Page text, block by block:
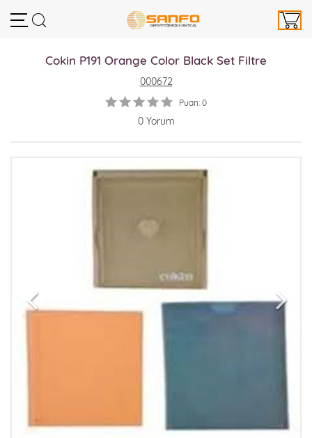
Cokin P191 Orange Color Black Set Filtre
000672
Puan: 0
0 Yorum